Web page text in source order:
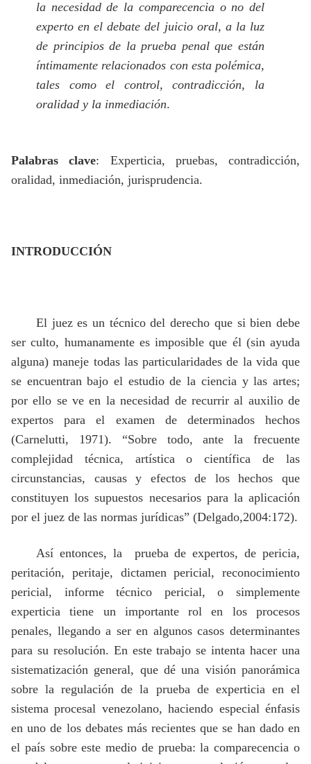
la necesidad de la comparecencia o no del
experto en el debate del juicio oral, a la luz
de principios de la prueba penal que están
íntimamente relacionados con esta polémica,
tales como el control, contradicción, la
oralidad y la inmediación.
Palabras clave: Experticia, pruebas, contradicción,
oralidad, inmediación, jurisprudencia.
INTRODUCCIÓN
El juez es un técnico del derecho que si bien debe
ser culto, humanamente es imposible que él (sin ayuda
alguna) maneje todas las particularidades de la vida que
se encuentran bajo el estudio de la ciencia y las artes;
por ello se ve en la necesidad de recurrir al auxilio de
expertos para el examen de determinados hechos
(Carnelutti, 1971). “Sobre todo, ante la frecuente
complejidad técnica, artística o científica de las
circunstancias, causas y efectos de los hechos que
constituyen los supuestos necesarios para la aplicación
por el juez de las normas jurídicas” (Delgado,2004:172).
Así entonces, la
prueba de expertos, de pericia,
peritación, peritaje, dictamen pericial, reconocimiento
pericial, informe técnico pericial, o simplemente
experticia tiene un importante rol en los procesos
penales, llegando a ser en algunos casos determinantes
para su resolución. En este trabajo se intenta hacer una
sistematización general, que dé una visión panorámica
sobre la regulación de la prueba de experticia en el
sistema procesal venezolano, haciendo especial énfasis
en uno de los debates más recientes que se han dado en
el país sobre este medio de prueba: la comparecencia o